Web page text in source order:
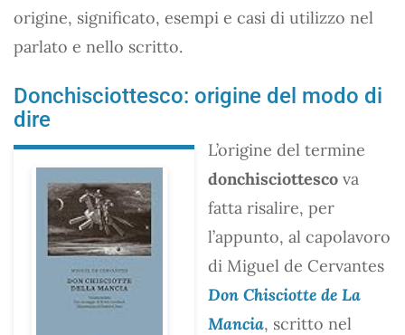
origine, significato, esempi e casi di utilizzo nel
parlato e nello scritto.
Donchisciottesco: origine del modo di
dire
L’origine del termine
donchisciottesco va
fatta risalire, per
l’appunto, al capolavoro
di Miguel de Cervantes
Don Chisciotte de La
Mancia, scritto nel